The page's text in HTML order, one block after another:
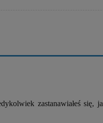
zastanawiałeś się,